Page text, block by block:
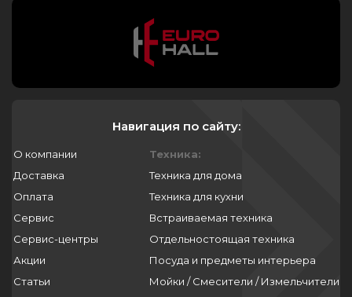
Навигация по сайту:
О компании
Доставка
Оплата
Сервис
Сервис-центры
Акции
Статьи
Техника:
Техника для дома
Техника для кухни
Встраиваемая техника
Отдельностоящая техника
Посуда и предметы интерьера
Мойки / Смесители / Измельчители